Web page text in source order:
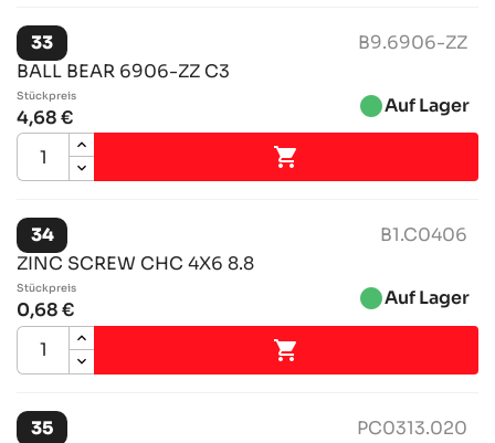
33
B9.6906-ZZ
BALL BEAR 6906-ZZ C3
Stückpreis
4,68 € brightness_1Auf Lager

34
B1.C0406
ZINC SCREW CHC 4X6 8.8
Stückpreis
0,68 € brightness_1Auf Lager

35
PC0313.020